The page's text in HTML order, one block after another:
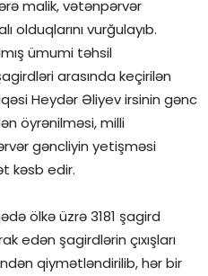
malik, vətənpərvər
olduqlarını vurğulayıb.
ümumi təhsil
arasında keçirilən
Heydər Əliyev irsinin gənc
öyrənilməsi, milli
gəncliyin yetişməsi
kəsb edir.
ölkə üzrə 3181 şagird
edən şagirdlərin çıxışları
qiymətləndirilib, hər bir